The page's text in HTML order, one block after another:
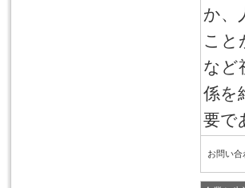
か、
こと
など
係を
要で
お問い